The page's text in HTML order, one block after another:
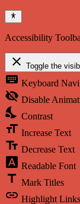
Accessibility
close Toggle the
keyboard Keyboard
visibility_off Disable
nights_stay Contrast
format_size Increase Text
text_fields Decrease Text
font_download Readable Font
title Mark Titles
link Highlight